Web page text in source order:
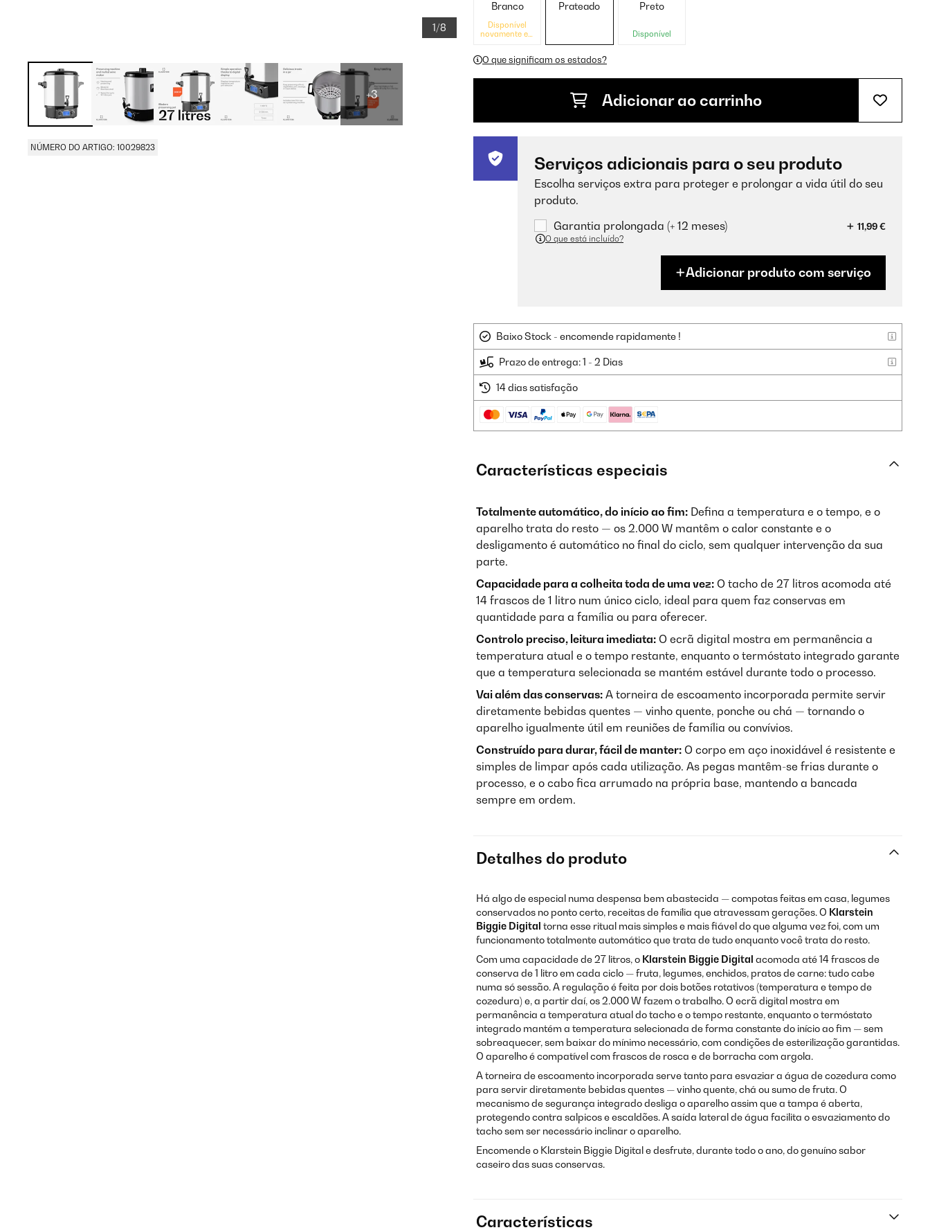
1/8
+3
NÚMERO DO ARTIGO: 10029823
Branco
Disponível
novamente em
Prateado Preto
Disponível
O que significam os estados?
Adicionar ao carrinho
Serviços adicionais para o seu produto
Escolha serviços extra para proteger e prolongar a vida útil do seu
produto.
Garantia prolongada (+ 12 meses)
11,99 €
O que está incluído?
Adicionar produto com serviço
Baixo Stock - encomende rapidamente !
Prazo de entrega: 1 - 2 Dias
14 dias satisfação
Características especiais
Totalmente automático, do início ao fim: Defina a temperatura e o tempo, e o
aparelho trata do resto — os 2.000 W mantêm o calor constante e o
desligamento é automático no final do ciclo, sem qualquer intervenção da sua
parte.
Capacidade para a colheita toda de uma vez: O tacho de 27 litros acomoda até
14 frascos de 1 litro num único ciclo, ideal para quem faz conservas em
quantidade para a família ou para oferecer.
Controlo preciso, leitura imediata: O ecrã digital mostra em permanência a
temperatura atual e o tempo restante, enquanto o termóstato integrado garante
que a temperatura selecionada se mantém estável durante todo o processo.
Vai além das conservas: A torneira de escoamento incorporada permite servir
diretamente bebidas quentes — vinho quente, ponche ou chá — tornando o
aparelho igualmente útil em reuniões de família ou convívios.
Construído para durar, fácil de manter: O corpo em aço inoxidável é resistente e
simples de limpar após cada utilização. As pegas mantêm-se frias durante o
processo, e o cabo fica arrumado na própria base, mantendo a bancada
sempre em ordem.
Detalhes do produto
Há algo de especial numa despensa bem abastecida — compotas feitas em casa, legumes
conservados no ponto certo, receitas de família que atravessam gerações. O Klarstein
Biggie Digital torna esse ritual mais simples e mais fiável do que alguma vez foi, com um
funcionamento totalmente automático que trata de tudo enquanto você trata do resto.
Com uma capacidade de 27 litros, o Klarstein Biggie Digital acomoda até 14 frascos de
conserva de 1 litro em cada ciclo — fruta, legumes, enchidos, pratos de carne: tudo cabe
numa só sessão. A regulação é feita por dois botões rotativos (temperatura e tempo de
cozedura) e, a partir daí, os 2.000 W fazem o trabalho. O ecrã digital mostra em
permanência a temperatura atual do tacho e o tempo restante, enquanto o termóstato
integrado mantém a temperatura selecionada de forma constante do início ao fim — sem
sobreaquecer, sem baixar do mínimo necessário, com condições de esterilização garantidas.
O aparelho é compatível com frascos de rosca e de borracha com argola.
A torneira de escoamento incorporada serve tanto para esvaziar a água de cozedura como
para servir diretamente bebidas quentes — vinho quente, chá ou sumo de fruta. O
mecanismo de segurança integrado desliga o aparelho assim que a tampa é aberta,
protegendo contra salpicos e escaldões. A saída lateral de água facilita o esvaziamento do
tacho sem ser necessário inclinar o aparelho.
Encomende o Klarstein Biggie Digital e desfrute, durante todo o ano, do genuíno sabor
caseiro das suas conservas.
Características